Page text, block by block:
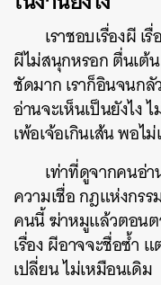
เราชอบเรื่องผี
ผีไม่สนุกหรอก ตื่นเต้
ชัดมาก เราก็อินจนก
อ่านจะเห็นเป็นยังไง
เพ้อเจ้อเกินเส้น พอไ
เท่าที่ดูจากคนอ่
ความเชื่อ กฎแห่งกร
คนนี้ ฆ่าหมูแล้วตอนต
เรื่อง ผีอาจจะชื่อซ้ำ
เปลี่ยน ไม่เหมือนเดิม